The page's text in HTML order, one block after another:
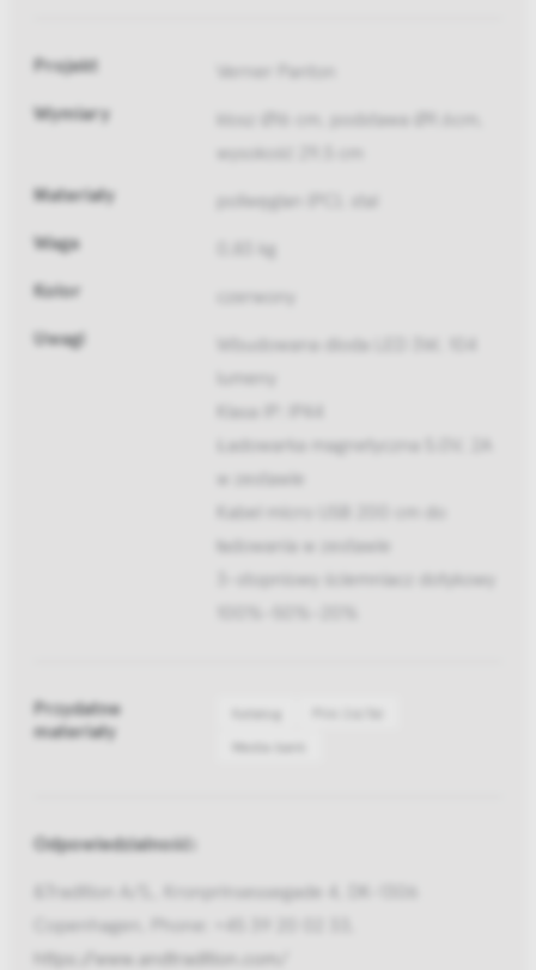
Projekt Verner Panton
Wymiary
klosz Ø16 cm, podstawa Ø9,6cm,
wysokość 29,5 cm
Materiały poliwęglan (PC), stal
Waga 0,83 kg
Kolor czerwony
Uwagi
Wbudowana dioda LED 3W, 104
lumeny
Klasa IP: IP44
Ładowarka magnetyczna 5.0V, 2A
w zestawie
Kabel micro USB 200 cm do
ładowania w zestawie
3-stopniowy ściemniacz dotykowy
Przydatne
materiały
Katalog
Media bank
Odpowiedzialność:
&Tradition A/S,, Kronprinsessegade 4, DK-1306
Copenhagen, Phone: +45 39 20 02 33,
https://www.andtradition.com/